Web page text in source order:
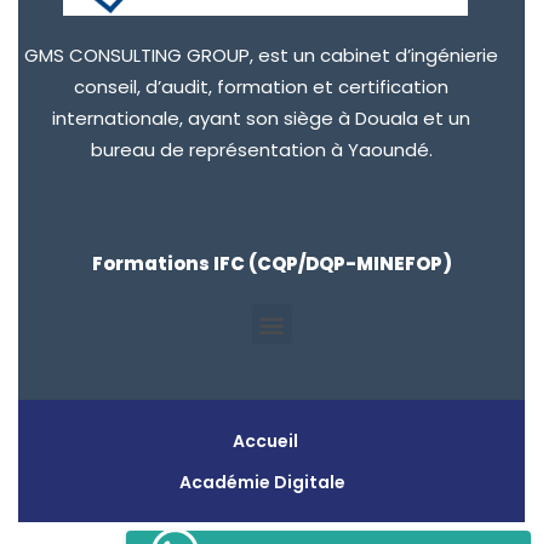
GMS CONSULTING GROUP, est un cabinet d’ingénierie
conseil, d’audit, formation et certification
internationale, ayant son siège à Douala et un
bureau de représentation à Yaoundé.
Formations IFC (CQP/DQP-MINEFOP)
Accueil
Académie Digitale